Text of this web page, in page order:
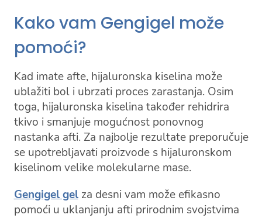
Kako vam Gengigel može
pomoći?
Kad imate afte, hijaluronska kiselina može
ublažiti bol i ubrzati proces zarastanja. Osim
toga, hijaluronska kiselina također rehidrira
tkivo i smanjuje mogućnost ponovnog
nastanka afti. Za najbolje rezultate preporučuje
se upotrebljavati proizvode s hijaluronskom
kiselinom velike molekularne mase.
Gengigel gelza desni vam može efikasno
pomoći u uklanjanju afti prirodnim svojstvima